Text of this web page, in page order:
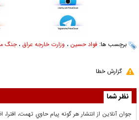
برچسب ها: فواد حسین ، وزارت خارجه عراق ،جنگ
گزارش خطا
نظر شما
جوان آنلاين از انتشار هر گونه پيام حاوي تهمت،